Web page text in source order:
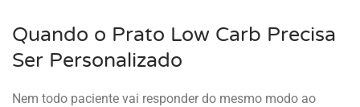
Quando o Prato Low Carb Precisa
Ser Personalizado
Nem todo paciente vai responder do mesmo modo ao